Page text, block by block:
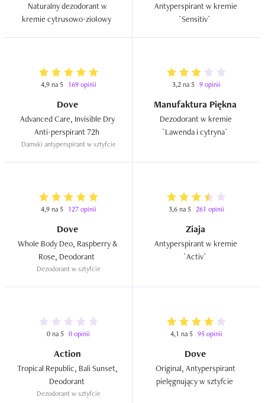
Naturalny dezodorant w
Antyperspirant w kremie
4,9 na 5 169 opinii
Dove
Advanced Care, Invisible Dry
Damski antyperspirant w sztyfcie
3,2 na 5 9 opinii
Manufaktura Piękna
Dezodorant w kremie
4,9 na 5 127 opinii
Dove
Whole Body Deo, Raspberry &
Dezodorant w sztyfcie
3,6 na 5 261 opinii
Ziaja
Antyperspirant w kremie
0 na 5 0 opinii
Action
Tropical Republic, Bali Sunset,
Dezodorant w sztyfcie
4,1 na 5 95 opinii
Dove
Original, Antyperspirant